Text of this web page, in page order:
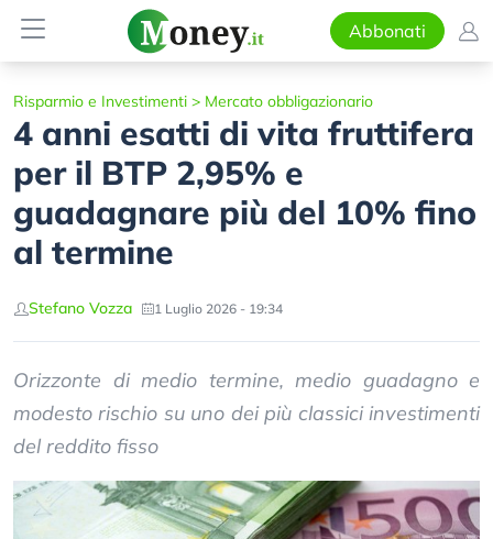
Abbonati
Risparmio e Investimenti > Mercato obbligazionario
4 anni esatti di vita fruttifera
per il BTP 2,95% e
guadagnare più del 10% fino
al termine
Stefano Vozza 1 Luglio 2026 - 19:34
Orizzonte di medio termine, medio guadagno e
modesto rischio su uno dei più classici investimenti
del reddito fisso